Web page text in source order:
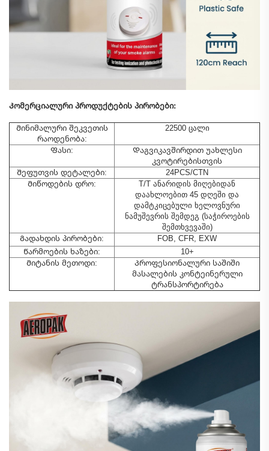
Კომერციალური პროდუქტების პირობები:
Მინიმალური შეკვეთის
რაოდენობა:
22500 ცალი
Ფასი:
Დაგვიკავშირდით უახლესი
კვოტირებისთვის
Შეფუთვის დეტალები:
24PCS/CTN
Მიწოდების დრო:
T/T ანარიდის მიღებიდან
დაახლოებით 45 დღეში და
დამტკიცებული ხელოვნური
ნამუშევრის შემდეგ (საჭიროების
შემთხვევაში)
Გადახდის პირობები:
FOB, CFR, EXW
Წარმოების ხაზები:
10+
Მიტანის მეთოდი:
Პროფესიონალური საშიში
მასალების კონტეინერული
ტრანსპორტირება